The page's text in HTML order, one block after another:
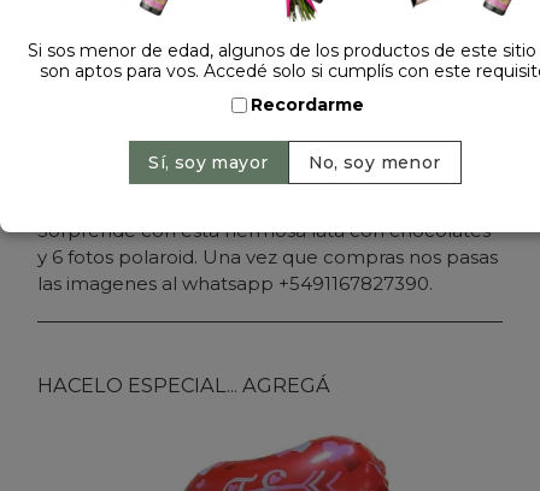
Precio: $ 69.000
Cantidad:
Agregar al carrito
Sorprende con esta hermosa lata con chocolates
y 6 fotos polaroid. Una vez que compras nos pasas
las imagenes al whatsapp +5491167827390.
HACELO ESPECIAL... AGREGÁ
Si sos menor de edad, algunos de los productos de este
son aptos para vos. Accedé solo si cumplís con este
Recordarme